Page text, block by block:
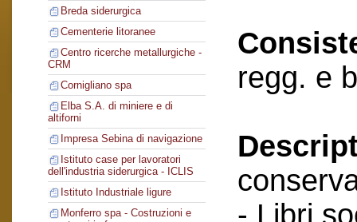
Breda siderurgica
Cementerie litoranee
Centro ricerche metallurgiche -
CRM
Cornigliano spa
Elba S.A. di miniere e di
altiforni
Impresa Sebina di navigazione
Istituto case per lavoratori
dell'industria siderurgica - ICLIS
Istituto Industriale ligure
Monferro spa - Costruzioni e
regg. e
- Libri